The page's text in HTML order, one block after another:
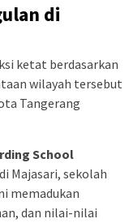
di
ketat berdasarkan
wilayah tersebut
Tangerang
School
Majasari, sekolah
memadukan
dan nilai-nilai